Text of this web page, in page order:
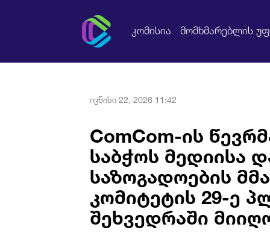
კომისია მომხმარებლის
ივნისი 22, 2026 11:42
ComCom-ის
საბჭოს მედიისა
საზოგადოების
კომიტეტის 29-ე
შეხვედრაში